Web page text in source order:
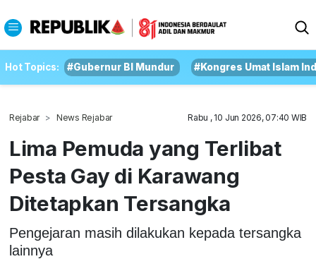
Hot Topics: #Gubernur BI Mundur #Kongres Umat Islam
Rejabar News Rejabar Rabu , 10 Jun 2026, 07:40 WIB
Lima Pemuda yang Terlibat
Pesta Gay di Karawang
Ditetapkan Tersangka
Pengejaran masih dilakukan kepada tersangka
lainnya